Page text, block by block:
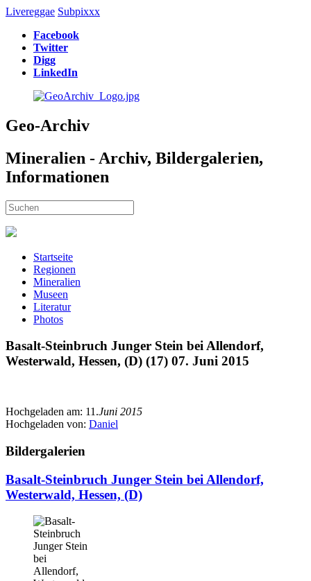
Livereggae Subpixxx
Facebook
Twitter
Digg
LinkedIn
Geo-Archiv
Mineralien - Archiv, Bildergalerien,
Informationen
Startseite
Regionen
Mineralien
Museen
Literatur
Photos
Basalt-Steinbruch Junger Stein bei Allendorf,
Westerwald, Hessen, (D) (17) 07. Juni 2015
Hochgeladen am: 11.Juni 2015
Hochgeladen von: Daniel
Bildergalerien
Basalt-Steinbruch Junger Stein bei Allendorf,
Westerwald, Hessen, (D)